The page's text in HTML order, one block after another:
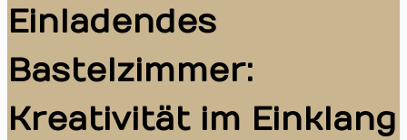
Einladendes
Bastelzimmer:
Kreativität im Einklang